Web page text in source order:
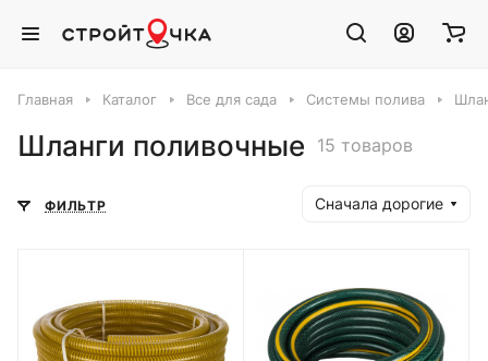
Главная Каталог Все для сада Системы полива
Шланги поливочные 15 товаров
ФИЛЬТР Сначала дорогие